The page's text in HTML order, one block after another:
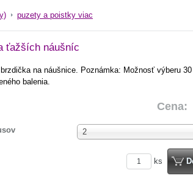
puzety a poistky viac
ťažších náušníc
na náušnice. Poznámka: Možnosť výberu
balenia.
Cena:
2
ks